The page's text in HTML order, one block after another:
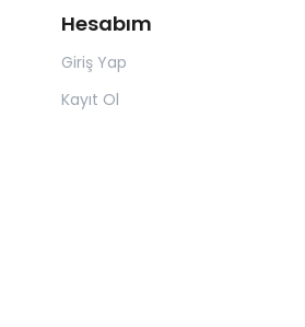
Hesabım
Giriş Yap
Kayıt Ol